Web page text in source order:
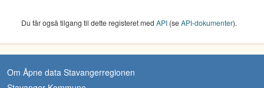
Du får også tilgang til dette registeret med API (seAPI-dokumenter).
Om Åpne data Stavangerregionen